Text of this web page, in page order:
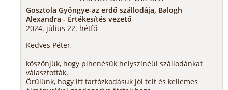
Gosztola Gyöngye-az erdő szállodája, Balogh
Alexandra - Értékesítés vezető
2024. július 22. hétfő
Kedves Péter,
köszönjük, hogy pihenésük helyszínéül szállodánkat
választották.
Örülünk, hogy itt tartózkodásuk jól telt és kellemes